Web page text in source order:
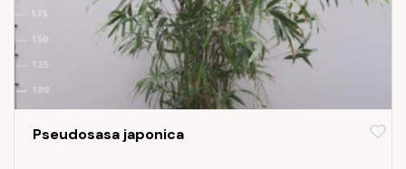
Pseudosasa japonica